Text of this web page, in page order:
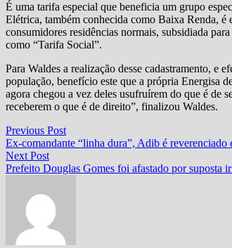
É uma tarifa especial que beneficia um grupo
Elétrica, também conhecida como Baixa Renda, é
consumidores residências normais, subsidiada
como “Tarifa Social”.
Para Waldes a realização desse cadastramento, e
população, benefício este que a própria Energisa
agora chegou a vez deles usufruírem do que é de
receberem o que é de direito”, finalizou Waldes.
Navegação
de
Post
Previous PostPrevious
post:
Ex-comandante “linha dura”, Adib é
Next PostNext
post:
Prefeito Douglas Gomes foi afastado por suposta